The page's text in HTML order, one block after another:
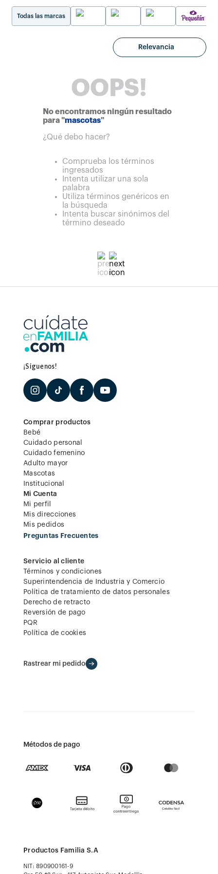
Todas las marcas
Relevancia
OOPS!
No encontramos ningún resultado
para "mascotas"
¿Qué debo hacer?
Comprueba los términos
ingresados
Intenta utilizar una sola
palabra
Utiliza términos genéricos en
la búsqueda
Intenta buscar sinónimos del
término deseado
¡Síguenos!
Comprar productos
Bebé
Cuidado personal
Cuidado femenino
Adulto mayor
Mascotas
Institucional
Mi Cuenta
Mi perfil
Mis direcciones
Mis pedidos
Preguntas Frecuentes
Servicio al cliente
Términos y condiciones
Superintendencia de Industria y Comercio
Política de tratamiento de datos personales
Derecho de retracto
Reversión de pago
PQR
Política de cookies
Rastrear mi pedido
Métodos de pago
Productos Familia S.A
NIT: 890900161-9